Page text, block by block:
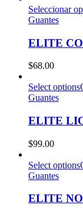
Seleccionar
Guantes
ELITE
$68.00
Select options
Guantes
ELITE
$99.00
Select options
Guantes
ELITE